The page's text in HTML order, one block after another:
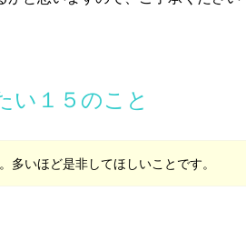
い１５のこと
いほど是非してほしいことです。